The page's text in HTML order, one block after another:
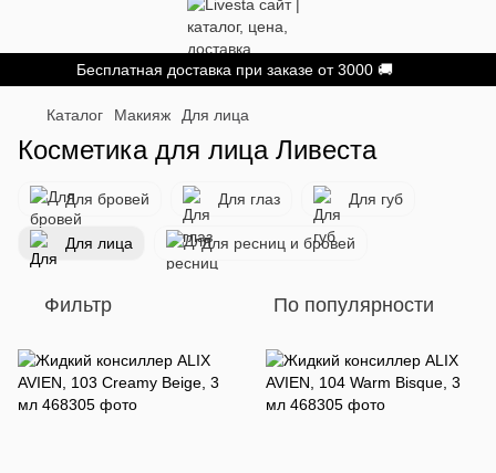
Бесплатная доставка при заказе от 3000 🚚
Каталог Макияж Для лица
Косметика для лица Ливеста
Для бровей Для глаз Для губ
Для лица Для ресниц и бровей
Фильтр По популярности